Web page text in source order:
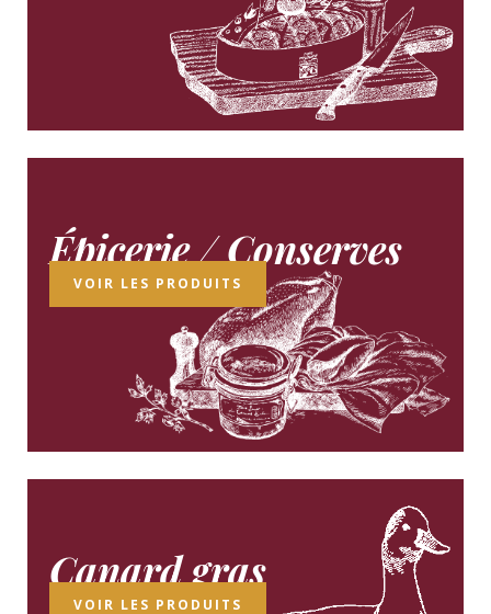
Épicerie / Conserves
VOIR LES PRODUITS
Canard gras
VOIR LES PRODUITS